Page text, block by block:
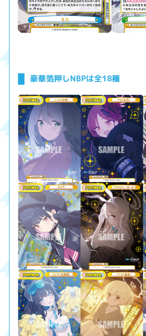
豪華箔押しNBPは全18種